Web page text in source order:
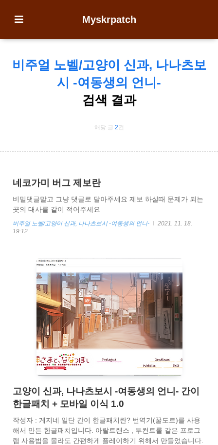
Myskrpatch
비주얼 노벨/고양이 신과, 나나츠보
시 -여동생의 언니-
검색 결과
해당 글 2건
네코가미 버그 제보란
비밀댓글말고 그냥 댓글로 달아주세요 제보 하실때 문제가 되는
곳의 대사를 같이 적어주세요
비주얼 노벨/고양이 신과, 나나츠보시 -여동생의 언니-
2021. 11. 18.
19:12
고양이 신과, 나나츠보시 -여동생의 언니- 간이
한글패치 + 모바일 이식 1.0
작성자 : 게지네 일단 간이 한글패치란? 번역기(꿀도르)를 사용
해서 만든 한글패치입니다. 아랄트랜스 , 투컨트롤 같은 프로그
램 사용법을 몰라도 간편하게 플레이하기 위해서 만들었습니다.